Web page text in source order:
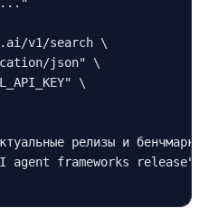
v1/search \
json" \
\
релизы и
agent frameworks